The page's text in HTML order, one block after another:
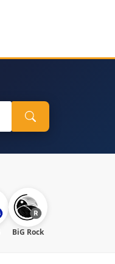
BiG Rock